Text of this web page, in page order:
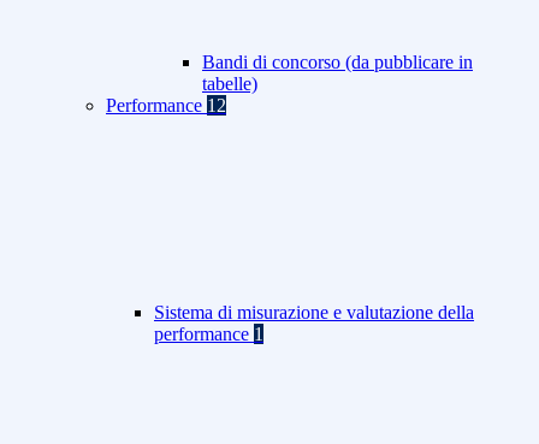
Bandi di concorso (da pubblicare in
tabelle)
Performance 12
Sistema di misurazione e valutazione della
performance 1